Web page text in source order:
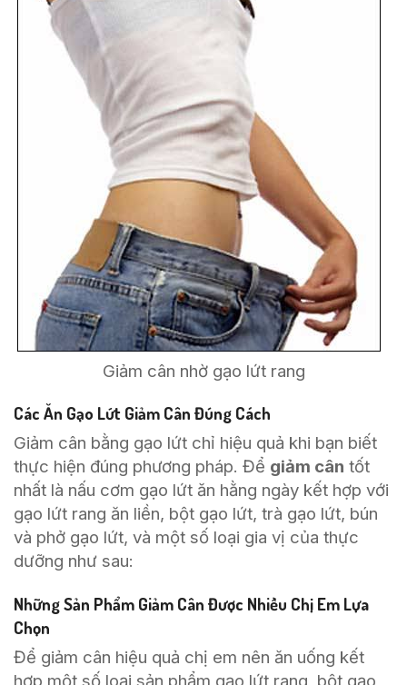
Giảm cân nhờ gạo lứt rang
Các Ăn Gạo Lứt Giảm Cân Đúng Cách
Giảm cân bằng gạo lứt chỉ hiệu quả khi bạn biết
thực hiện đúng phương pháp. Để giảm cân tốt
nhất là nấu cơm gạo lứt ăn hằng ngày kết hợp với
gạo lứt rang ăn liền, bột gạo lứt, trà gạo lứt, bún
và phở gạo lứt, và một số loại gia vị của thực
dưỡng như sau:
Những Sản Phẩm Giảm Cân Được Nhiều Chị Em Lựa
Chọn
Để giảm cân hiệu quả chị em nên ăn uống kết